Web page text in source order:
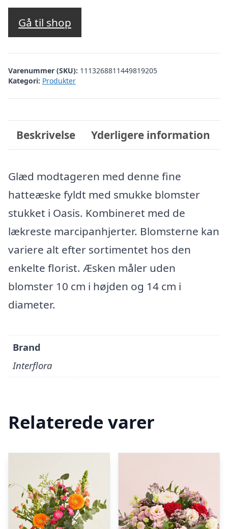
Gå til shop
Varenummer (SKU): 1113268811449819205
Kategori: Produkter
Beskrivelse Yderligere information
Glæd modtageren med denne fine
hatteæske fyldt med smukke blomster
stukket i Oasis. Kombineret med de
lækreste marcipanhjerter. Blomsterne kan
variere alt efter sortimentet hos den
enkelte florist. Æsken måler uden
blomster 10 cm i højden og 14 cm i
diameter.
Brand
Interflora
Relaterede varer